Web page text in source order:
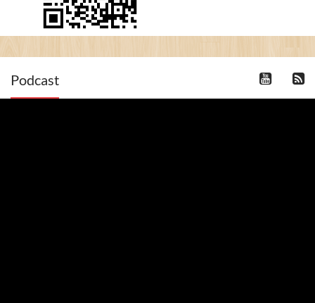
Podcast